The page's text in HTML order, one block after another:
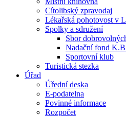
Cítolibský zpravodaj
Lékařská pohotovost v
Spolky a sdružení
Sbor
Nadační fond
Sportovní klub
Turistická stezka
Úřad
Úřední deska
E-podatelna
Povinné informace
Rozpočet